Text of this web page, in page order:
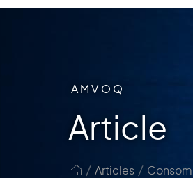
AMVOQ
Article
/ Articles /